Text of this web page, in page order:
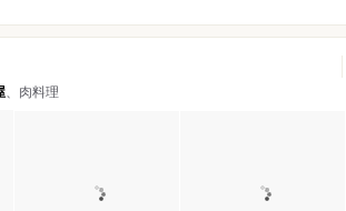
、肉料理